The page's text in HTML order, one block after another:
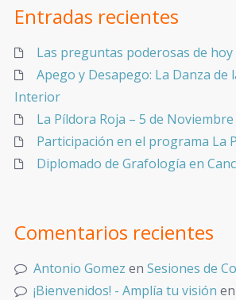
Entradas recientes
Las preguntas poderosas de hoy
Apego y Desapego: La Danza de
Interior
La Píldora Roja – 5 de
Participación en el programa La
Diplomado de Grafología en
Comentarios recientes
Antonio Gomez en Sesiones de
¡Bienvenidos! - Amplía tu visión en